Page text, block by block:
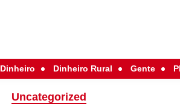
Dinheiro Dinheiro Rural Gente
Uncategorized